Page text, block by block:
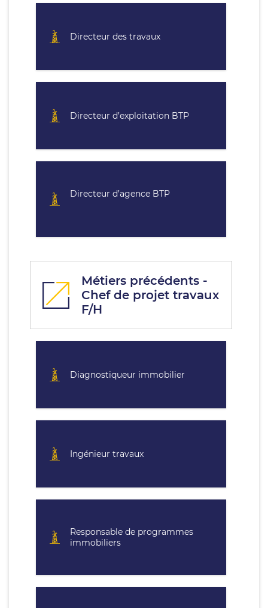
Directeur des travaux
Directeur d’exploitation BTP
Directeur d’agence BTP
Métiers précédents -
Chef de projet travaux
F/H
Diagnostiqueur immobilier
Ingénieur travaux
Responsable de programmes
immobiliers